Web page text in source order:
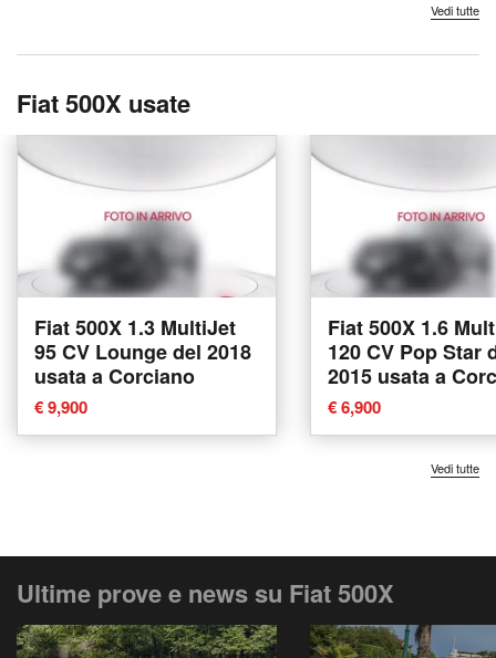
Vedi tutte
Fiat 500X usate
Fiat 500X 1.3 MultiJet
95 CV Lounge del 2018
usata a Corciano
€ 9,900
Fiat 500X 1.6
120 CV Pop Star
2015 usata a
€ 6,900
Vedi tutte
Ultime prove e news su Fiat 500X